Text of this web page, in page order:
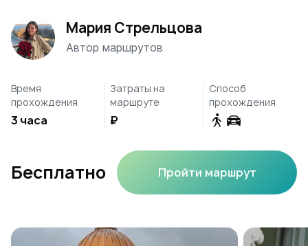
Мария Стрельцова
Автор маршрутов
Время
прохождения
3 часа
Затраты на
маршруте
₽
Способ
прохождения
Бесплатно Пройти маршрут